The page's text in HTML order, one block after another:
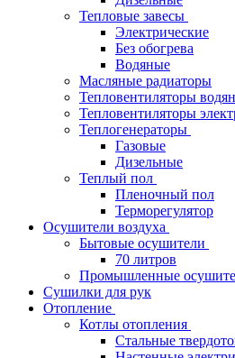
Тепловые завесы
Электрические
Без обогрева
Водяные
Масляные радиаторы
Тепловентиляторы
Тепловентиляторы
Теплогенераторы
Газовые
Дизельные
Теплый пол
Пленочный пол
Терморегулятор
Осушители воздуха
Бытовые осушители
70 литров
Промышленные
Сушилки для рук
Отопление
Котлы отопления
Стальные